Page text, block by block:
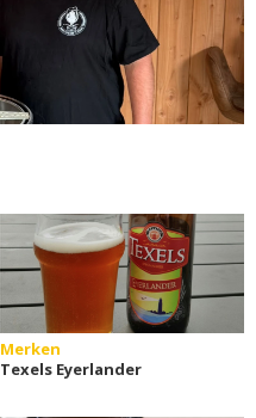
Merken
Texels Eyerlander